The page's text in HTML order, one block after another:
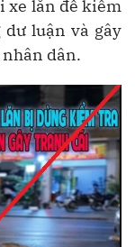
xe lăn để kiểm
luận và gây
dân.